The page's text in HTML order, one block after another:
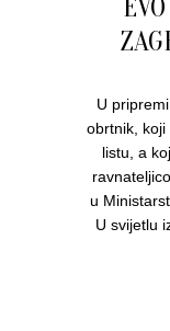
U
obrtnik, koji
listu, a
u
U svijetlu